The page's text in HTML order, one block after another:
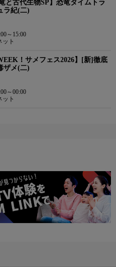
と古代生物SP】恐竜タイムトラ
ラ紀(二)
～15:00
ット
！サメフェス2026】[新]徹底
ザメ(二)
～00:00
ット